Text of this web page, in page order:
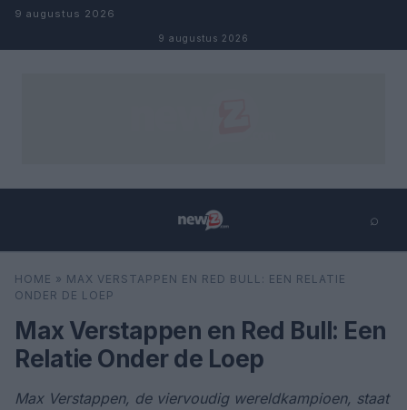
Naar inhoud
9 augustus 2026
9 augustus 2026
⌕
Zoeken ⌕
HOME » MAX VERSTAPPEN EN RED BULL: EEN RELATIE
ONDER DE LOEP
Max Verstappen en Red Bull: Een
Relatie Onder de Loep
Max Verstappen, de viervoudig wereldkampioen, staat